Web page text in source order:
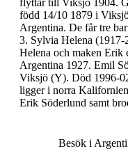
Besök i
flyttar till Viksjö 1904.
född 14/10 1879 i
Argentina. De får tre
3. Sylvia Helena (1917-
Helena och maken Erik
Argentina 1927. Emil
Viksjö (Y). Död 1996-
ligger i norra
Erik Söderlund samt